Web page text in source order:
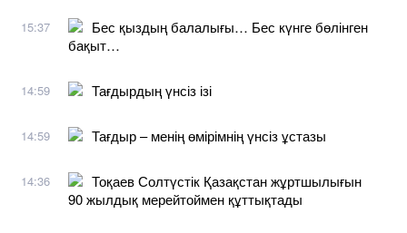
15:37
Бес қыздың балалығы… Бес күнге бөлінген
бақыт…
14:59 Тағдырдың үнсіз ізі
14:59 Тағдыр – менің өмірімнің үнсіз ұстазы
14:36
Тоқаев Солтүстік Қазақстан жұртшылығын
90 жылдық мерейтоймен құттықтады